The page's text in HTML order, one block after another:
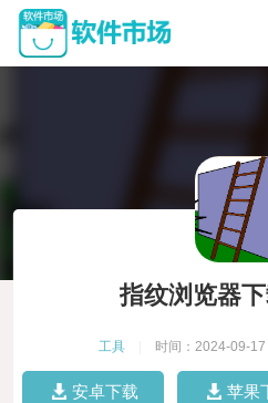
指纹浏览器
工具 时间：2024-09-17
安卓下载 苹果